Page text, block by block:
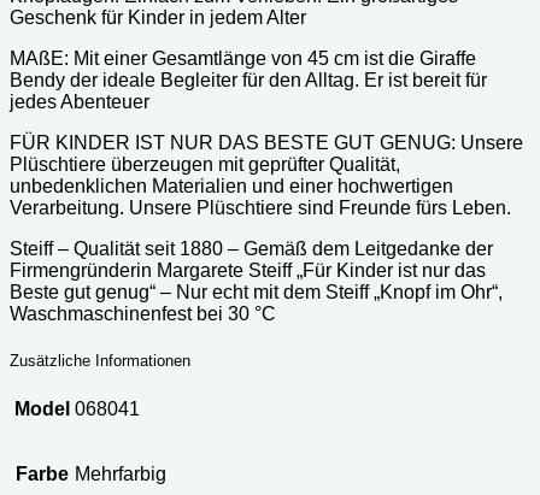
Geschenk für Kinder in jedem Alter
MAßE: Mit einer Gesamtlänge von 45 cm ist die Giraffe
Bendy der ideale Begleiter für den Alltag. Er ist bereit für
jedes Abenteuer
FÜR KINDER IST NUR DAS BESTE GUT GENUG: Unsere
Plüschtiere überzeugen mit geprüfter Qualität,
unbedenklichen Materialien und einer hochwertigen
Verarbeitung. Unsere Plüschtiere sind Freunde fürs Leben.
Steiff – Qualität seit 1880 – Gemäß dem Leitgedanke der
Firmengründerin Margarete Steiff „Für Kinder ist nur das
Beste gut genug“ – Nur echt mit dem Steiff „Knopf im Ohr“,
Waschmaschinenfest bei 30 °C
Zusätzliche Informationen
Model 068041
Farbe Mehrfarbig